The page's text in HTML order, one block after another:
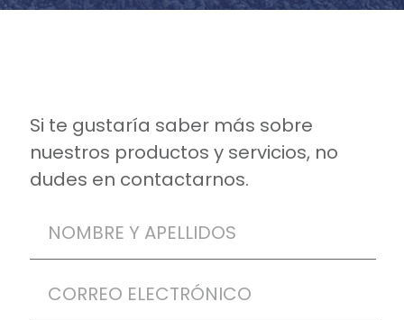
Si te gustaría saber más sobre
nuestros productos y servicios, no
dudes en contactarnos.